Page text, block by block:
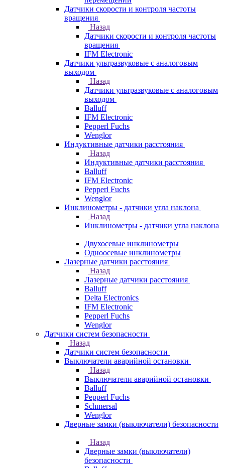
Датчики скорости и контроля частоты
вращения
Назад
Датчики скорости и контроля частоты
вращения
IFM Electronic
Датчики ультразвуковые с аналоговым
выходом
Назад
Датчики ультразвуковые с аналоговым
выходом
Balluff
IFM Electronic
Pepperl Fuchs
Wenglor
Индуктивные датчики расстояния
Назад
Индуктивные датчики расстояния
Balluff
IFM Electronic
Pepperl Fuchs
Wenglor
Инклинометры - датчики угла наклона
Назад
Инклинометры - датчики угла наклона
Двухосевые инклинометры
Одноосевые инклинометры
Лазерные датчики расстояния
Назад
Лазерные датчики расстояния
Balluff
Delta Electronics
IFM Electronic
Pepperl Fuchs
Wenglor
Датчики систем безопасности
Назад
Датчики систем безопасности
Выключатели аварийной остановки
Назад
Выключатели аварийной остановки
Balluff
Pepperl Fuchs
Schmersal
Wenglor
Дверные замки (выключатели) безопасности
Назад
Дверные замки (выключатели)
безопасности